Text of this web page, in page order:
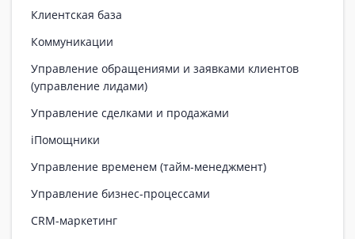
Клиентская база
Коммуникации
Управление обращениями и заявками клиентов
(управление лидами)
Управление сделками и продажами
iПомощники
Управление временем (тайм-менеджмент)
Управление бизнес-процессами
CRM-маркетинг